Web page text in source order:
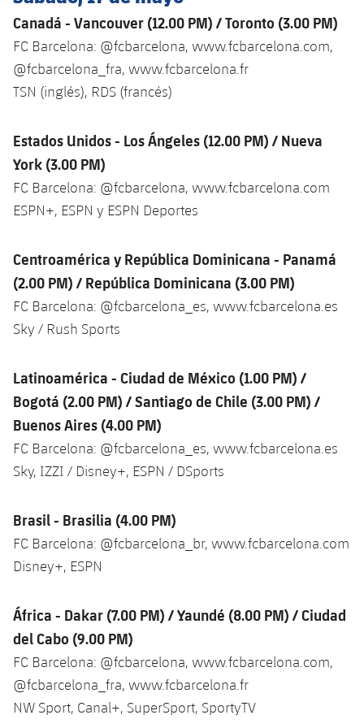
Jugadores
Fotos
Historia
Juvenil
Alevín
Noticias
Atletismo
Actualidad
Femenino
Agenda
Baloncesto en silla de ruedas
plusicon
Jugadores
Calendario
Clasificaciones
Actualidad
Jugadores
Resultados
Clasificaciones
Hockey hierba
plusicon
más
Noticias
Hockey Hierba Femenino
Patinaje artístico
plusicon
más
Actualidad
Plantilla
Agenda
Escuela de Patinaje
Rugby
plusicon
más
Actualidad
Jugadores
Calendario
Resultados
Fotos
Voleibol
Noticias
Voleibol masculino
Voleibol femenino
Apúntate a las amateurs
plusicon
más
Apúntate a las amateurs
Carnet de las Secciones Amateurs
PLUSICON
MÁS
League of Legends
VALORANT Rising
VALORANT Game Changers
Canadá - Vancouver (12.00 PM) / Toronto (3.00 PM)
FC Barcelona: @fcbarcelona, www.fcbarcelona.com,
@fcbarcelona_fra, www.fcbarcelona.fr
TSN (inglés), RDS (francés)
Estados Unidos - Los Ángeles (12.00 PM) / Nueva
York (3.00 PM)
FC Barcelona: @fcbarcelona, www.fcbarcelona.com
ESPN+, ESPN y ESPN Deportes
Centroamérica y República Dominicana - Panamá
(2.00 PM) / República Dominicana (3.00 PM)
FC Barcelona: @fcbarcelona_es, www.fcbarcelona.es
Sky / Rush Sports
Latinoamérica - Ciudad de México (1.00 PM) /
Bogotá (2.00 PM) / Santiago de Chile (3.00 PM) /
Buenos Aires (4.00 PM)
FC Barcelona: @fcbarcelona_es, www.fcbarcelona.es
Sky, IZZI / Disney+, ESPN / DSports
Brasil - Brasilia (4.00 PM)
FC Barcelona: @fcbarcelona_br, www.fcbarcelona.com
Disney+, ESPN
África - Dakar (7.00 PM) / Yaundé (8.00 PM) / Ciudad
del Cabo (9.00 PM)
FC Barcelona: @fcbarcelona, www.fcbarcelona.com,
@fcbarcelona_fra, www.fcbarcelona.fr
NW Sport, Canal+, SuperSport, SportyTV